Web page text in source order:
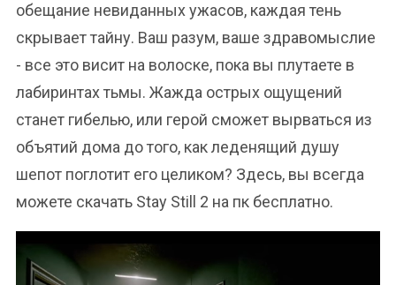
обещание невиданных ужасов, каждая тень
скрывает тайну. Ваш разум, ваше здравомыслие
- все это висит на волоске, пока вы плутаете в
лабиринтах тьмы. Жажда острых ощущений
станет гибелью, или герой сможет вырваться из
объятий дома до того, как леденящий душу
шепот поглотит его целиком? Здесь, вы всегда
можете скачать Stay Still 2 на пк бесплатно.